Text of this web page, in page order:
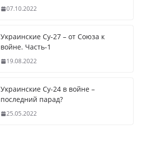
07.10.2022
Украинские Су-27 – от Союза к
войне. Часть-1
19.08.2022
Украинские Су-24 в войне –
последний парад?
25.05.2022